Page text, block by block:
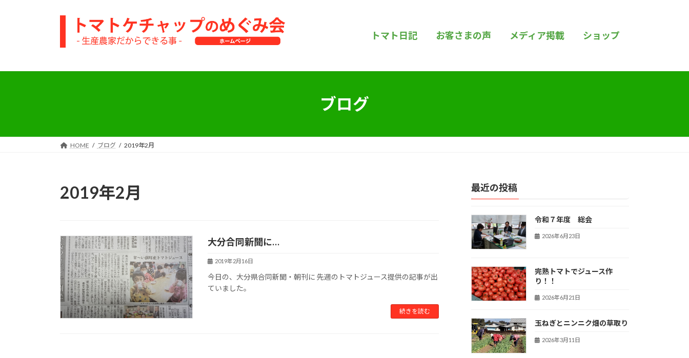
トマト日記 お客さまの声 メディア掲載 ショップ
ブログ
HOME ブログ 2019年2月
2019年2月
大分合同新聞に…
2019年2月16日
今日の、大分県合同新聞・朝刊に 先週のトマトジュース提供の記事が出
ていました。
続きを読む
最近の投稿
令和７年度 総会
2026年6月23日
完熟トマトでジュース作
り！！
2026年6月21日
玉ねぎとニンニク畑の草取り
2026年3月11日